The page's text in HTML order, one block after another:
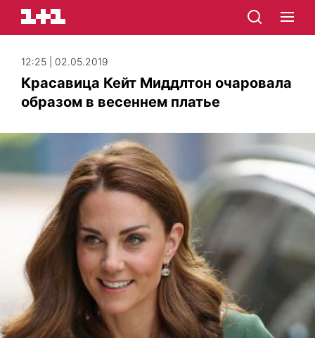
12:25 | 02.05.2019
Красавица Кейт Миддлтон очаровала
образом в весеннем платье